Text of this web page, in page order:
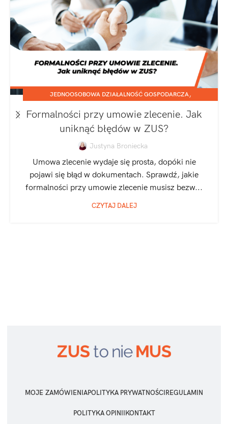
JEDNOOSOBOWA DZIAŁALNOŚĆ GOSPODARCZA,
Formalności przy umowie zlecenie. Jak
uniknąć błędów w ZUS?
Justyna Broniecka
Umowa zlecenie wydaje się prosta, dopóki nie
pojawi się błąd w dokumentach. Sprawdź, jakie
formalności przy umowie zlecenie musisz bezw...
CZYTAJ DALEJ
MOJE ZAMÓWIENIAPOLITYKA PRYWATNOŚCIREGULAMIN
POLITYKA OPINIIKONTAKT